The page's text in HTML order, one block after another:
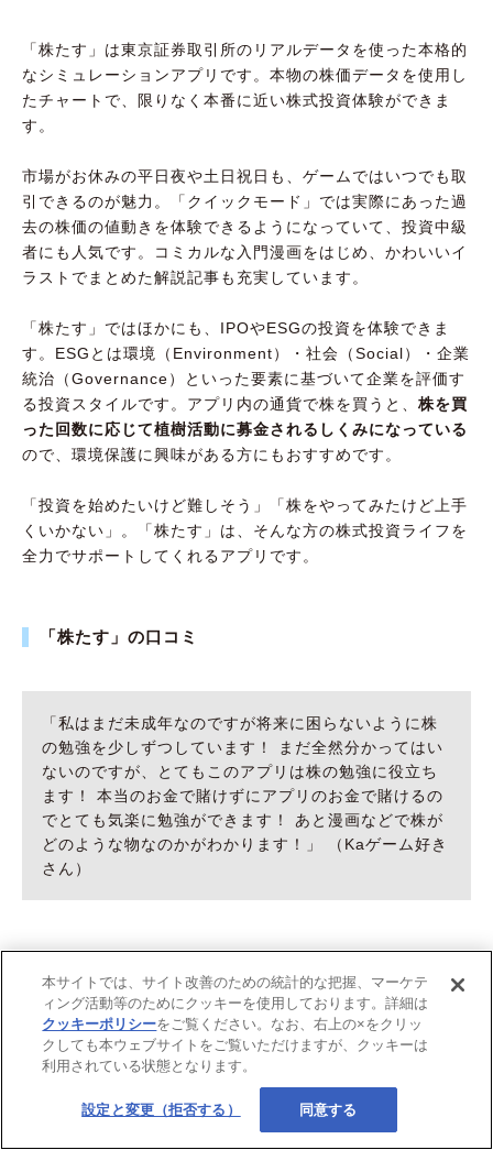
「株たす」は東京証券取引所のリアルデータを使った本格的
なシミュレーションアプリです。本物の株価データを使用し
たチャートで、限りなく本番に近い株式投資体験ができま
す。
市場がお休みの平日夜や土日祝日も、ゲームではいつでも取
引できるのが魅力。「クイックモード」では実際にあった過
去の株価の値動きを体験できるようになっていて、投資中級
者にも人気です。コミカルな入門漫画をはじめ、かわいいイ
ラストでまとめた解説記事も充実しています。
「株たす」ではほかにも、IPOやESGの投資を体験できま
す。ESGとは環境（Environment）・社会（Social）・企業
統治（Governance）といった要素に基づいて企業を評価す
る投資スタイルです。アプリ内の通貨で株を買うと、 株を買
った回数に応じて植樹活動に募金されるしくみになっている
ので、環境保護に興味がある方にもおすすめです。
「投資を始めたいけど難しそう」「株をやってみたけど上手
くいかない」。「株たす」は、そんな方の株式投資ライフを
全力でサポートしてくれるアプリです。
「株たす」の口コミ
「私はまだ未成年なのですが将来に困らないように株
の勉強を少しずつしています！ まだ全然分かってはい
ないのですが、とてもこのアプリは株の勉強に役立ち
ます！ 本当のお金で賭けずにアプリのお金で賭けるの
でとても気楽に勉強ができます！ あと漫画などで株が
どのような物なのかがわかります！」 （Kaゲーム好き
さん）
株価の値動きがわかる！ 情報収集型アプリ
本サイトでは、サイト改善のための統計的な把握、マーケテ
ィング活動等のためにクッキーを使用しております。詳細は
クッキーポリシーをご覧ください。なお、右上の×をクリッ
クしても本ウェブサイトをご覧いただけますが、クッキーは
利用されている状態となります。
設定と変更（拒否する） 同意する